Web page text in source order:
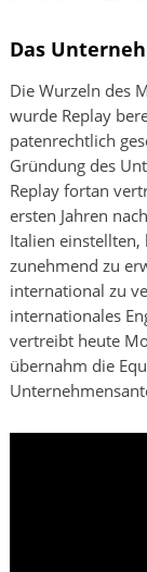
Das
Die Wurzeln des
wurde Replay
patenrechtlich
Gründung des
Replay fortan
ersten Jahren
Italien
zunehmend zu
international zu
internationales
vertreibt heute
übernahm die